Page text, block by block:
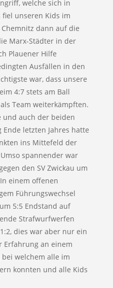
welche sich in
fiel unseren Kids im
dann auf die
Marx-Städter in der
Plauener Hilfe
Ausfällen in den
war, dass unsere
4:7 stets am Ball
Team weiterkämpften.
und auch der beiden
letzten Jahres hatte
ins Mittefeld der
spannender war
den SV Zwickau um
einem offenen
Führungswechsel
5:5 Endstand auf
Strafwurfwerfen
dies war aber nur ein
Erfahrung an einem
welchem alle im
konnten und alle Kids